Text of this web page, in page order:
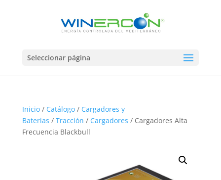
Seleccionar página
Inicio/ Catálogo/ Cargadores y
Baterias / Tracción / Cargadores / Cargadores Alta
Frecuencia Blackbull